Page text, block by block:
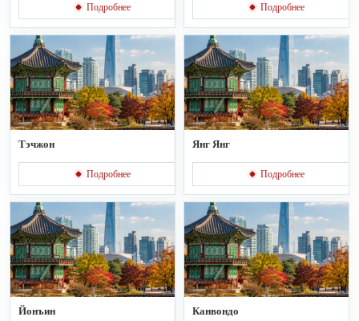
Подробнее Подробнее
Тэчжон
Подробнее
Янг Янг
Подробнее
Йонъин Канвондо